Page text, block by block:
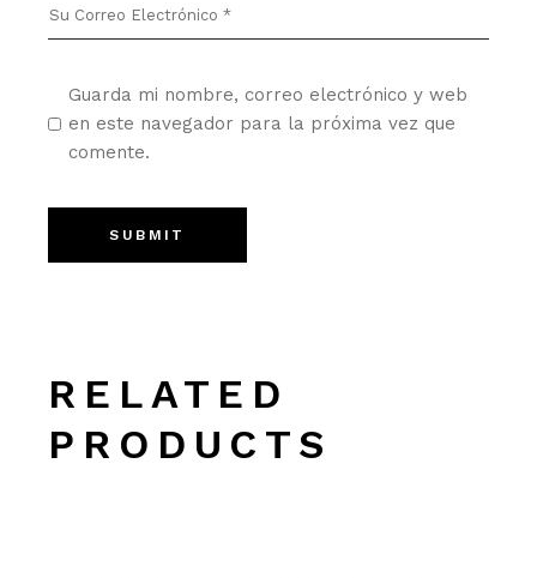
Guarda mi nombre, correo electrónico y web
en este navegador para la próxima vez que
comente.
SUBMIT
RELATED
PRODUCTS